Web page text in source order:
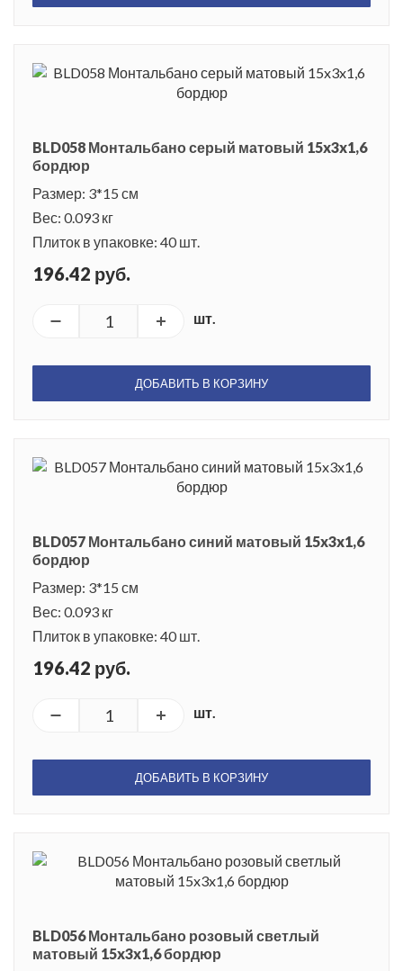
BLD058 Монтальбано серый матовый 15x3x1,6
бордюр
Размер: 3*15 см
Вес: 0.093 кг
Плиток в упаковке: 40 шт.
196.42 руб.
шт.
ДОБАВИТЬ В КОРЗИНУ
BLD057 Монтальбано синий матовый 15x3x1,6
бордюр
Размер: 3*15 см
Вес: 0.093 кг
Плиток в упаковке: 40 шт.
196.42 руб.
шт.
ДОБАВИТЬ В КОРЗИНУ
BLD056 Монтальбано розовый светлый
матовый 15x3x1,6 бордюр